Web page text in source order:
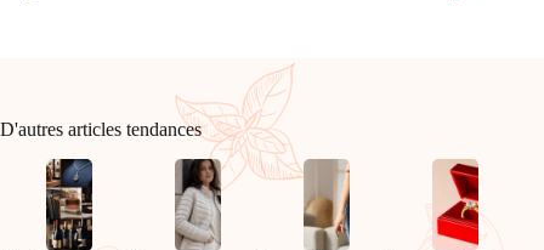
D'autres articles tendances